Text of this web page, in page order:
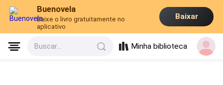
Buenovela
Baixe o livro gratuitamente no
aplicativo
Baixar
Buscar... Minha biblioteca